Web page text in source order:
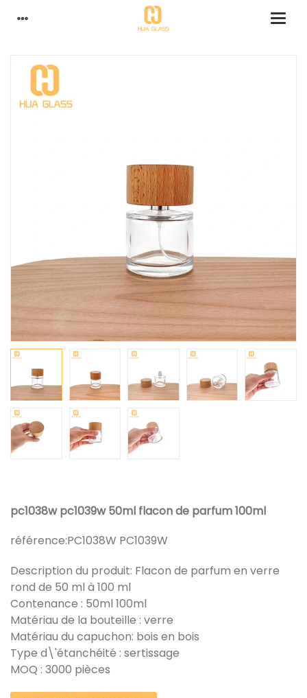
pc1038w pc1039w 50ml flacon de parfum 100ml
référence:PC1038W PC1039W
Description du produit: Flacon de parfum en verre
rond de 50 ml à 100 ml
Contenance : 50ml 100ml
Matériau de la bouteille : verre
Matériau du capuchon: bois en bois
Type d\'étanchéité : sertissage
MOQ : 3000 pièces